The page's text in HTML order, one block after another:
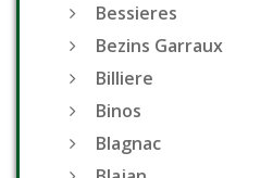
Bessieres
Bezins Garraux
Billiere
Binos
Blagnac